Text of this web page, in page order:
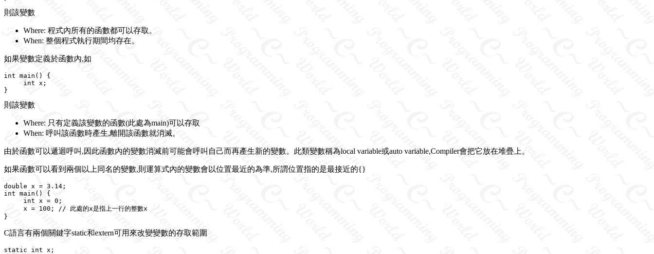
則該變數
Where: 程式內所有的函數都可以存取。
When: 整個程式執行期間均存在。
如果變數定義於函數內,如
int main() {
     int x;
則該變數
Where: 只有定義該變數的函數(此處為main)可以存取
When: 呼叫該函數時產生,離開該函數就消滅。
由於函數可以遞迴呼叫,因此函數內的變數消滅前可能會呼叫自己而再產生新的變數。此類變數稱為local variable或auto variable,Compiler會把它放在堆疊上。
如果函數可以看到兩個以上同名的變數,則運算式內的變數會以位置最近的為準,所謂位置指的是最接近的{}
double x = 3.14;
int main() {
     int x = 0;
     x = 100; // 此處的x是指上一行的整數x
C語言有兩個關鍵字static和extern可用來改變變數的存取範圍
static int x;